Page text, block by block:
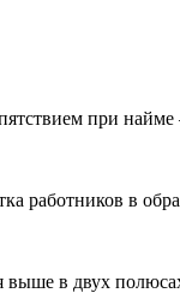
при
работников в
выше в двух